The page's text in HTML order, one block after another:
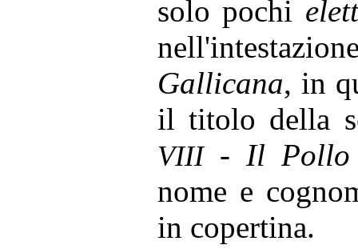
solo pochi
Gallicana, in
il titolo della
VIII- Il Pollo
nome e
in copertina.